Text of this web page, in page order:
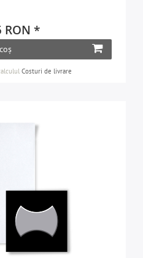
RON *
Costuri de livrare